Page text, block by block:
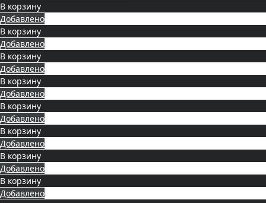
В корзину
Добавлено
В корзину
Добавлено
В корзину
Добавлено
В корзину
Добавлено
В корзину
Добавлено
В корзину
Добавлено
В корзину
Добавлено
В корзину
Добавлено